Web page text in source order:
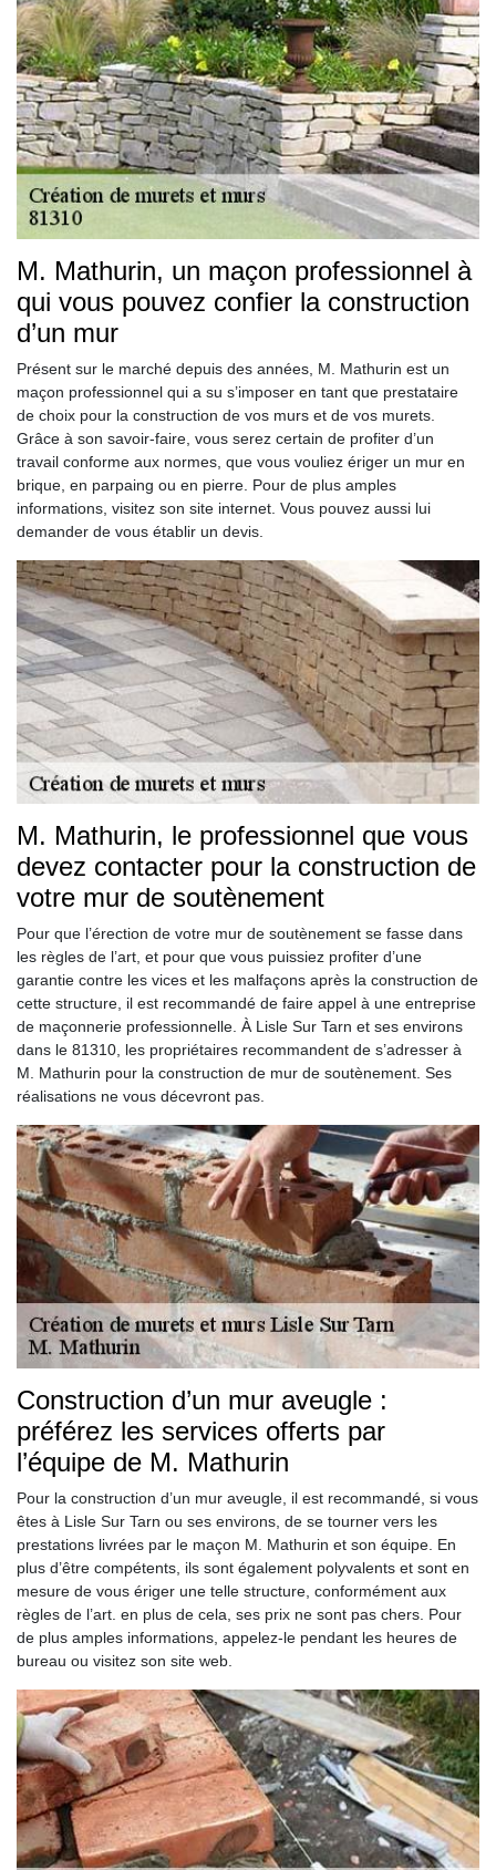
M. Mathurin, un maçon professionnel à
qui vous pouvez confier la construction
d’un mur
Présent sur le marché depuis des années, M. Mathurin est un
maçon professionnel qui a su s’imposer en tant que prestataire
de choix pour la construction de vos murs et de vos murets.
Grâce à son savoir-faire, vous serez certain de profiter d’un
travail conforme aux normes, que vous vouliez ériger un mur en
brique, en parpaing ou en pierre. Pour de plus amples
informations, visitez son site internet. Vous pouvez aussi lui
demander de vous établir un devis.
M. Mathurin, le professionnel que vous
devez contacter pour la construction de
votre mur de soutènement
Pour que l’érection de votre mur de soutènement se fasse dans
les règles de l’art, et pour que vous puissiez profiter d’une
garantie contre les vices et les malfaçons après la construction de
cette structure, il est recommandé de faire appel à une entreprise
de maçonnerie professionnelle. À Lisle Sur Tarn et ses environs
dans le 81310, les propriétaires recommandent de s’adresser à
M. Mathurin pour la construction de mur de soutènement. Ses
réalisations ne vous décevront pas.
Construction d’un mur aveugle :
préférez les services offerts par
l’équipe de M. Mathurin
Pour la construction d’un mur aveugle, il est recommandé, si vous
êtes à Lisle Sur Tarn ou ses environs, de se tourner vers les
prestations livrées par le maçon M. Mathurin et son équipe. En
plus d’être compétents, ils sont également polyvalents et sont en
mesure de vous ériger une telle structure, conformément aux
règles de l’art. en plus de cela, ses prix ne sont pas chers. Pour
de plus amples informations, appelez-le pendant les heures de
bureau ou visitez son site web.